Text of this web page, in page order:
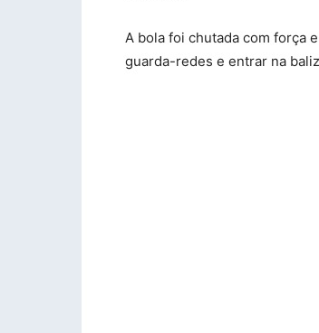
A bola foi chutada com força
guarda-redes e entrar na